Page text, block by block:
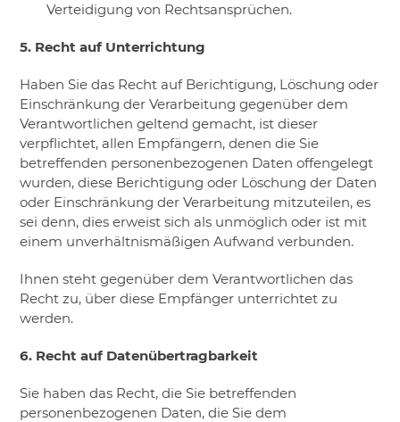
Verteidigung von Rechtsansprüchen.
5. Recht auf Unterrichtung
Haben Sie das Recht auf Berichtigung, Löschung oder
Einschränkung der Verarbeitung gegenüber dem
Verantwortlichen geltend gemacht, ist dieser
verpflichtet, allen Empfängern, denen die Sie
betreffenden personenbezogenen Daten offengelegt
wurden, diese Berichtigung oder Löschung der Daten
oder Einschränkung der Verarbeitung mitzuteilen, es
sei denn, dies erweist sich als unmöglich oder ist mit
einem unverhältnismäßigen Aufwand verbunden.
Ihnen steht gegenüber dem Verantwortlichen das
Recht zu, über diese Empfänger unterrichtet zu
werden.
6. Recht auf Datenübertragbarkeit
Sie haben das Recht, die Sie betreffenden
personenbezogenen Daten, die Sie dem